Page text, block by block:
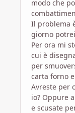
modo che
Il problema
giorno
Per ora mi
cui è
per
carta forno
Avreste per
io? Oppure
e scusate